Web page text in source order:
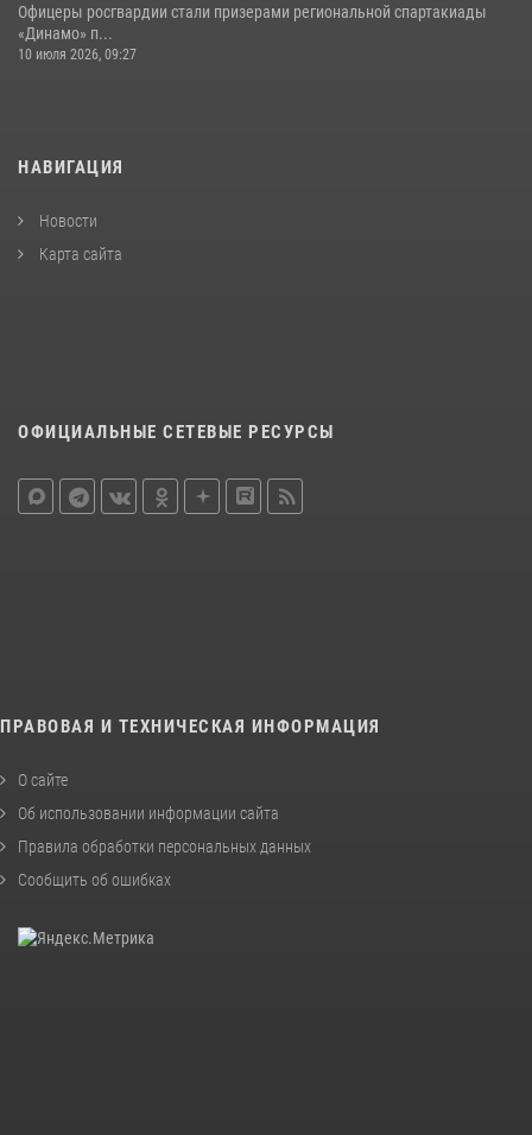
Офицеры росгвардии стали призерами региональной спартакиады
«Динамо» п...
10 июля 2026, 09:27
НАВИГАЦИЯ
Новости
Карта сайта
ОФИЦИАЛЬНЫЕ СЕТЕВЫЕ РЕСУРСЫ
ПРАВОВАЯ И ТЕХНИЧЕСКАЯ ИНФОРМАЦИЯ
О сайте
Об использовании информации сайта
Правила обработки персональных данных
Сообщить об ошибках